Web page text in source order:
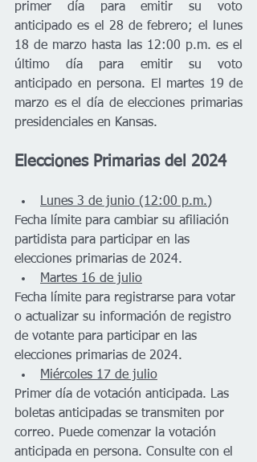
primer día para emitir su voto
anticipado es el 28 de febrero; el lunes
18 de marzo hasta las 12:00 p.m. es el
último día para emitir su voto
anticipado en persona. El martes 19 de
marzo es el día de elecciones primarias
presidenciales en Kansas.
Elecciones Primarias del 2024
Lunes 3 de junio (12:00 p.m.)
Fecha límite para cambiar su afiliación
partidista para participar en las
elecciones primarias de 2024.
Martes 16 de julio
Fecha límite para registrarse para votar
o actualizar su información de registro
de votante para participar en las
elecciones primarias de 2024.
Miércoles 17 de julio
Primer día de votación anticipada. Las
boletas anticipadas se transmiten por
correo. Puede comenzar la votación
anticipada en persona. Consulte con el